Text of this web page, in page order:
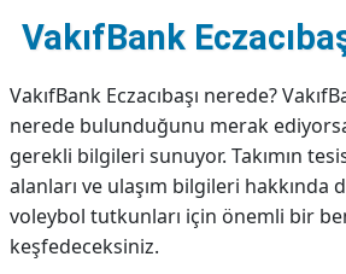
PROTEZ
TIRNAK
PEELİNG
ERKEK
BAKIMI
CİLT
BAKIMI
VakıfBank
VakıfBank Eczacıbaşı nerede?
nerede bulunduğunu merak
gerekli bilgileri sunuyor. Takımın
alanları ve ulaşım bilgileri hakkında
voleybol tutkunları için önemli bir
keşfedeceksiniz.